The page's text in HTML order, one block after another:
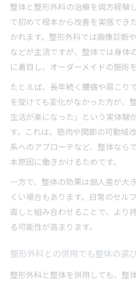
整体と整形外科の治療を両方経験
で初めて根本から改善を実感でき
かれます。整形外科では画像診断
などが主流ですが、整体では身体
に着目し、オーダーメイドの施術
たとえば、長年続く腰痛や肩こり
を受けても変化がなかった方が、
生活が楽になった」という実体験
す。これは、筋肉や関節の可動域
系へのアプローチなど、整体なら
本原因に働きかけるためです。
一方で、整体の効果は個人差が大
くい場合もあります。日常のセル
直しと組み合わせることで、より
る可能性が高まります。
整形外科との併用でも整体の選
整形外科と整体を併用しても、整